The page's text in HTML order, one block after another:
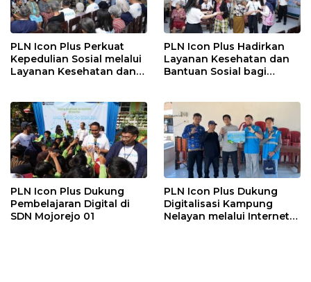
PLN Icon Plus Perkuat
Kepedulian Sosial melalui
Layanan Kesehatan dan
PLN Icon Plus Hadirkan
Layanan Kesehatan dan
Bantuan Sosial bagi
PLN Icon Plus Dukung
Pembelajaran Digital di
SDN Mojorejo 01
PLN Icon Plus Dukung
Digitalisasi Kampung
Nelayan melalui Internet